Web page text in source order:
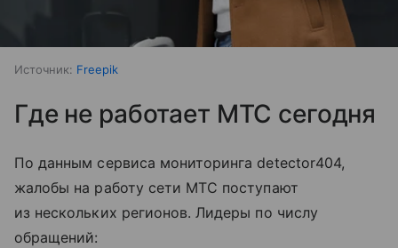
Источник: Freepik
Где не работает МТС сегодня
По данным сервиса мониторинга detector404,
жалобы на работу сети МТС поступают
из нескольких регионов. Лидеры по числу
обращений: